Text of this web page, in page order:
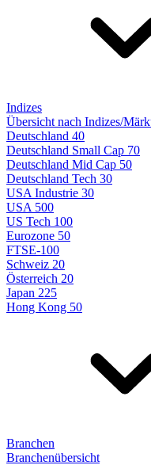
Indizes
Übersicht nach Indizes/
Deutschland 40
Deutschland Small Cap 70
Deutschland Mid Cap 50
Deutschland Tech 30
USA Industrie 30
USA 500
US Tech 100
Eurozone 50
FTSE-100
Schweiz 20
Österreich 20
Japan 225
Hong Kong 50
Branchen
Branchenübersicht